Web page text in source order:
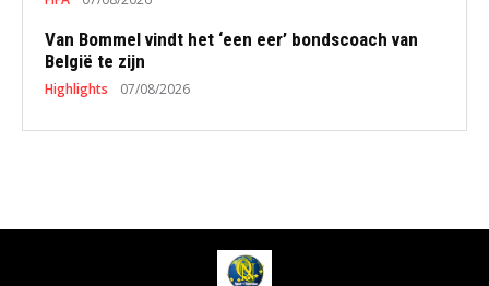
Van Bommel vindt het ‘een eer’ bondscoach van
België te zijn
Highlights 07/08/2026